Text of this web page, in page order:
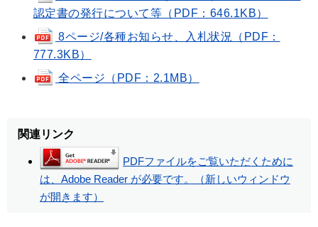
認定書の発行について等（PDF：646.1KB）
8ページ/各種お知らせ、入札状況（PDF：
777.3KB）
全ページ（PDF：2.1MB）
関連リンク
PDFファイルをご覧いただくために
は、Adobe Reader が必要です。（新しいウィンドウ
が開きます）